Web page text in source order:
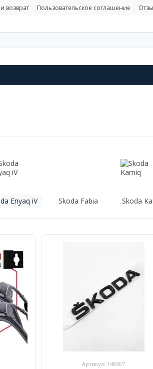
возврат Пользовательское соглашение
Enyaq iV Skoda Fabia Skoda
Артикул: 149307